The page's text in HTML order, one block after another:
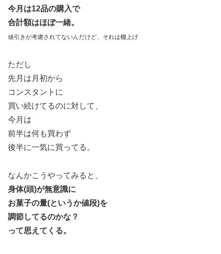
今月は12品の購入で
合計額はほぼ一緒。
値引きが考慮されてないんだけど、それは棚上げ
ただし
先月は月初から
コンスタントに
買い続けてるのに対して、
今月は
前半は何も買わず
後半に一気に買ってる。
なんかこうやってみると、
身体(頭)が無意識に
お菓子の量(というか値段)を
調節してるのかな？
って思えてくる。